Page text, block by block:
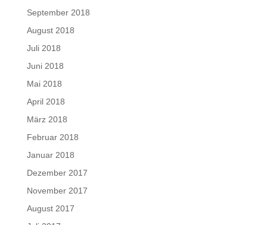
September 2018
August 2018
Juli 2018
Juni 2018
Mai 2018
April 2018
März 2018
Februar 2018
Januar 2018
Dezember 2017
November 2017
August 2017